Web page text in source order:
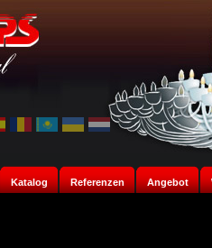
Katalog Referenzen Angebot